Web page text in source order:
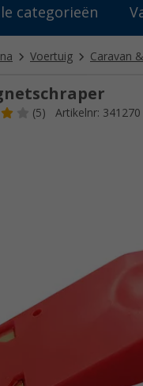
categorieën
Voertuig Caravan
(5) Artikelnr: 341270